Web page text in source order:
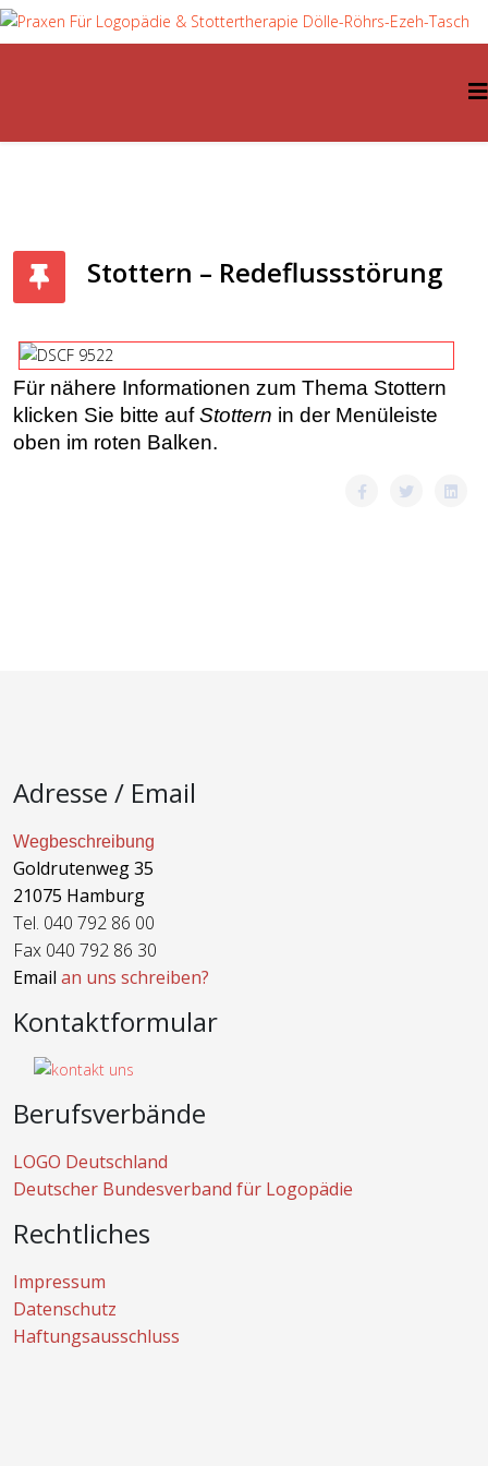
Stottern – Redeflussstörung
Für nähere Informationen zum Thema Stottern
klicken Sie bitte auf Stottern in der Menüleiste
oben im roten Balken.
Adresse / Email
Wegbeschreibung
Goldrutenweg 35
21075 Hamburg
Tel. 040 792 86 00
Fax 040 792 86 30
Email an uns schreiben?
Kontaktformular
Berufsverbände
LOGO Deutschland
Deutscher Bundesverband für Logopädie
Rechtliches
Impressum
Datenschutz
Haftungsausschluss